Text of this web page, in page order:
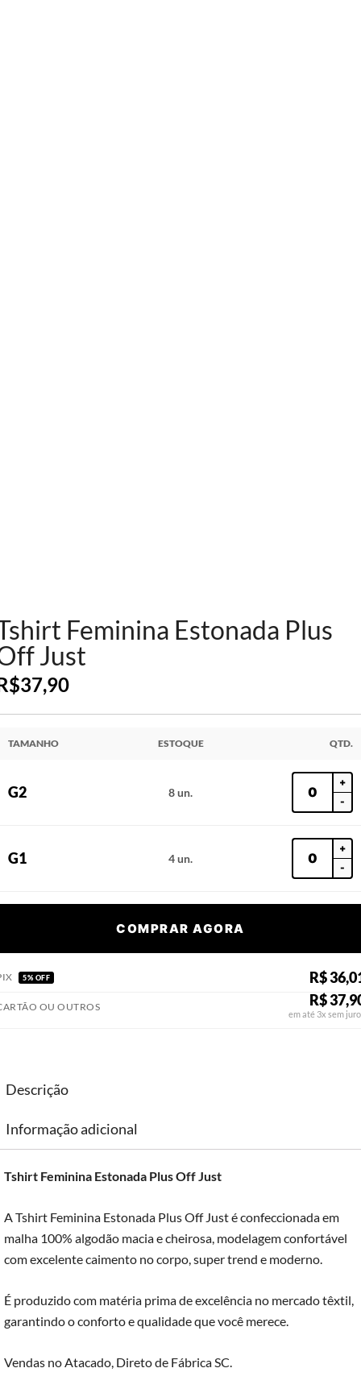
Feminina Estonada Plus
Just
37,90
TAMANHO ESTOQUE QTD.
G2 8 un.
+
-
G1 4 un.
+
-
COMPRAR AGORA
5% OFF R$
OU OUTROS R$
em até 3x sem
Descrição
Informação adicional
Tshirt Feminina Estonada Plus Off Just
A Tshirt Feminina Estonada Plus Off Just é confeccionada em
malha 100% algodão macia e cheirosa, modelagem confortável
com excelente caimento no corpo, super trend e moderno.
É produzido com matéria prima de excelência no mercado têxtil,
garantindo o conforto e qualidade que você merece.
Vendas no Atacado, Direto de Fábrica SC.